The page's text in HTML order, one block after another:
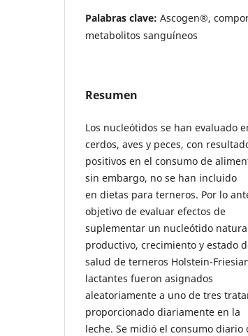
Palabras clave: Ascogen®,
metabolitos sanguíneos
Resumen
Los nucleótidos se han evaluado
cerdos, aves y peces, con
positivos en el consumo de
sin embargo, no se han incluido
en dietas para terneros. Por lo
objetivo de evaluar efectos de
suplementar un nucleótido
productivo, crecimiento y estado
salud de terneros Holstein-
lactantes fueron asignados
aleatoriamente a uno de tres
proporcionado diariamente en la
leche. Se midió el consumo